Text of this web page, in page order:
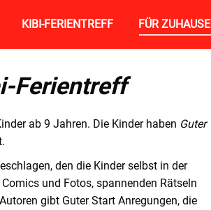
KIBI-FERIENTREFF FÜR ZUHAUSE
Ferientreff
ab 9 Jahren. Die Kinder haben Guter
den die Kinder selbst in der
und Fotos, spannenden Rätseln
gibt Guter Start Anregungen, die